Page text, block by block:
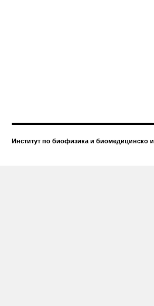
Институт по биофизика и биомедицинско